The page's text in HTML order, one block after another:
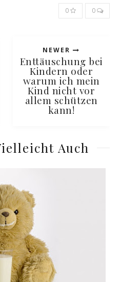
0 0
NEWER
Enttäuschung bei
Kindern oder
warum ich mein
Kind nicht vor
allem schützen
kann!
Auch